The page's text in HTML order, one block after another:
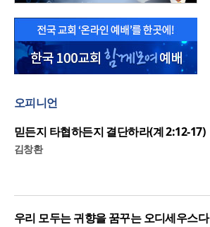
오피니언
믿든지 타협하든지 결단하라(계 2:12-17)
김창환
우리 모두는 귀향을 꿈꾸는 오디세우스다